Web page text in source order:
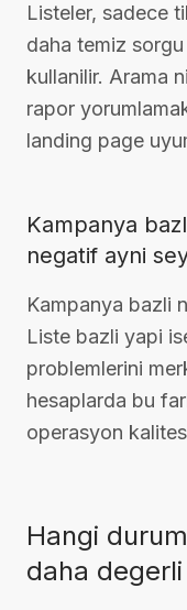
Listeler, sadece
daha temiz
kullanilir. Arama
rapor
landing page
Kampanya
negatif ayni
Kampanya bazli
Liste bazli yapi
problemlerini
hesaplarda bu
operasyon
Hangi
daha